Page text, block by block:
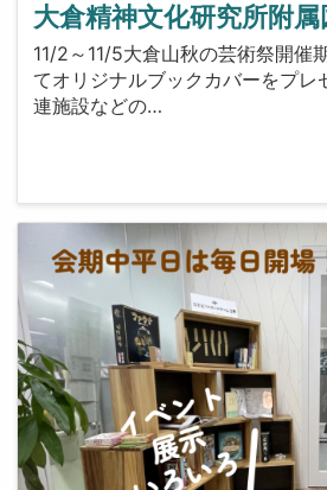
大倉精神文化研究所附属
11/2～11/5大倉山秋の芸術祭開催
てオリジナルブックカバーをプレ
連施設などの…